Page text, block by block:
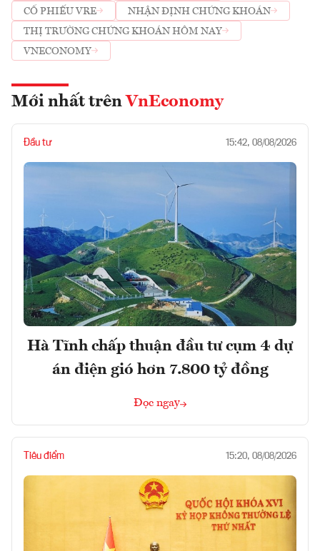
CỔ PHIẾU VRE
NHẬN ĐỊNH CHỨNG KHOÁN
THỊ TRƯỜNG CHỨNG KHOÁN HÔM NAY
VNECONOMY
Mới nhất trên VnEconomy
Đầu tư 15:42, 08/08/2026
Hà Tĩnh chấp thuận đầu tư cụm 4 dự
án điện gió hơn 7.800 tỷ đồng
Đọc ngay
Tiêu điểm 15:20, 08/08/2026